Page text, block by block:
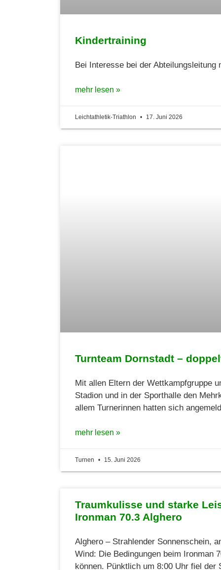
Kindertraining
Bei Interesse bei der Abteilungsleitung
mehr lesen »
Leichtathletik-Triathlon 17. Juni 2026
Turnteam Dornstadt –
Mit allen Eltern der Wettkampfgruppe
Stadion und in der Sporthalle den
allem Turnerinnen hatten sich
mehr lesen »
Turnen 15. Juni 2026
Traumkulisse und starke
Ironman 70.3 Alghero
Alghero – Strahlender Sonnenschein,
Wind: Die Bedingungen beim Ironman
können. Pünktlich um 8:00 Uhr fiel der